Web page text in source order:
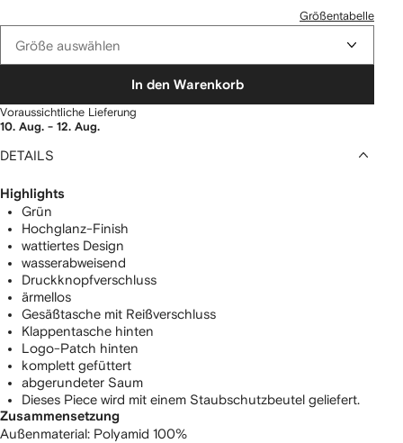
Größentabelle
Größe auswählen
In den Warenkorb
Voraussichtliche Lieferung
10. Aug. - 12. Aug.
DETAILS
Highlights
Grün
Hochglanz-Finish
wattiertes Design
wasserabweisend
Druckknopfverschluss
ärmellos
Gesäßtasche mit Reißverschluss
Klappentasche hinten
Logo-Patch hinten
komplett gefüttert
abgerundeter Saum
Dieses Piece wird mit einem Staubschutzbeutel geliefert.
Zusammensetzung
Außenmaterial: Polyamid 100%